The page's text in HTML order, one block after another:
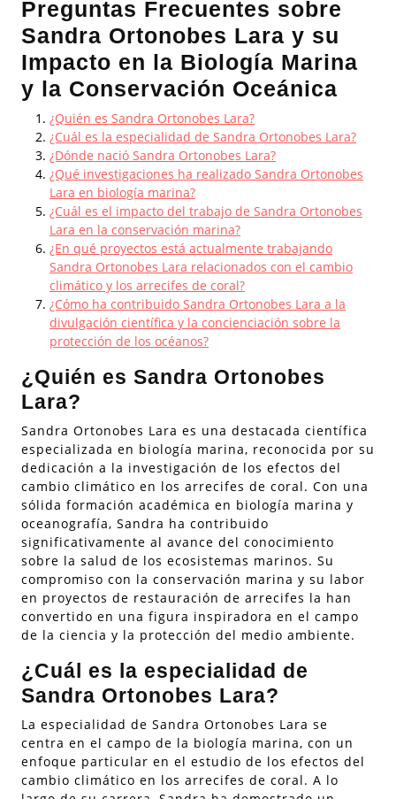
Preguntas Frecuentes sobre
Sandra Ortonobes Lara y su
Impacto en la Biología Marina
y la Conservación Oceánica
¿Quién es Sandra Ortonobes Lara?
¿Cuál es la especialidad de Sandra Ortonobes Lara?
¿Dónde nació Sandra Ortonobes Lara?
¿Qué investigaciones ha realizado Sandra Ortonobes
Lara en biología marina?
¿Cuál es el impacto del trabajo de Sandra Ortonobes
Lara en la conservación marina?
¿En qué proyectos está actualmente trabajando
Sandra Ortonobes Lara relacionados con el cambio
climático y los arrecifes de coral?
¿Cómo ha contribuido Sandra Ortonobes Lara a la
divulgación científica y la concienciación sobre la
protección de los océanos?
¿Quién es Sandra Ortonobes
Lara?
Sandra Ortonobes Lara es una destacada científica
especializada en biología marina, reconocida por su
dedicación a la investigación de los efectos del
cambio climático en los arrecifes de coral. Con una
sólida formación académica en biología marina y
oceanografía, Sandra ha contribuido
significativamente al avance del conocimiento
sobre la salud de los ecosistemas marinos. Su
compromiso con la conservación marina y su labor
en proyectos de restauración de arrecifes la han
convertido en una figura inspiradora en el campo
de la ciencia y la protección del medio ambiente.
¿Cuál es la especialidad de
Sandra Ortonobes Lara?
La especialidad de Sandra Ortonobes Lara se
centra en el campo de la biología marina, con un
enfoque particular en el estudio de los efectos del
cambio climático en los arrecifes de coral. A lo